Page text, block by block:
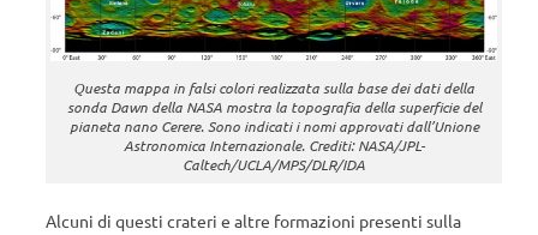
Questa mappa in falsi colori realizzata sulla base dei dati della
sonda Dawn della NASA mostra la topografia della superficie del
pianeta nano Cerere. Sono indicati i nomi approvati dall’Unione
Astronomica Internazionale. Crediti: NASA/JPL-
Caltech/UCLA/MPS/DLR/IDA
Alcuni di questi crateri e altre formazioni presenti sulla